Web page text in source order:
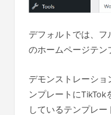
デフォルトでは、
のホームページテン
デモンストレーショ
ンプレートに
しているテンプレー